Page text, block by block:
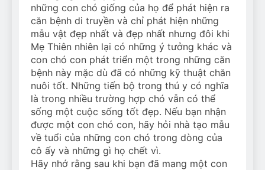
những con chó giống của họ để phát hiện ra
căn bệnh di truyền và chỉ phát hiện những
mẫu vật đẹp nhất và đẹp nhất nhưng đôi khi
Mẹ Thiên nhiên lại có những ý tưởng khác và
con chó con phát triển một trong những căn
bệnh này mặc dù đã có những kỹ thuật chăn
nuôi tốt. Những tiến bộ trong thú y có nghĩa
là trong nhiều trường hợp chó vẫn có thể
sống một cuộc sống tốt đẹp. Nếu bạn nhận
được một con chó con, hãy hỏi nhà tạo mẫu
về tuổi của những con chó trong dòng của
cô ấy và những gì họ chết vì.
Hãy nhớ rằng sau khi bạn đã mang một con